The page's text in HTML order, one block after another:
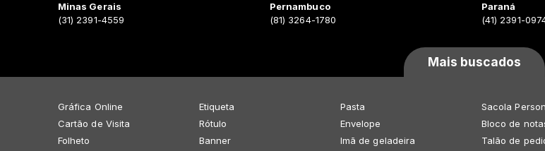
Minas Gerais
(31) 2391-4559
Pernambuco
(81) 3264-1780
Paraná
(41) 2391-
Mais buscados
Gráfica Online
Cartão de Visita
Folheto
Etiqueta
Rótulo
Banner
Pasta
Envelope
Imã de geladeira
Sacola
Bloco de
Talão de